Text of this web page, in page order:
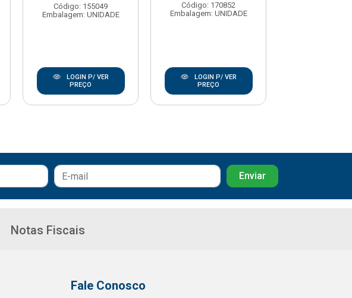
Código: 155049
Embalagem: UNIDADE
LOGIN P/ VER
PREÇO
Código: 170852
Embalagem: UNIDADE
LOGIN P/ VER
PREÇO
Notas Fiscais
Fale Conosco